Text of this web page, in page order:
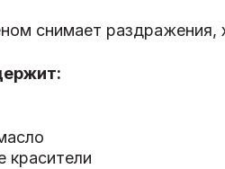
снимает